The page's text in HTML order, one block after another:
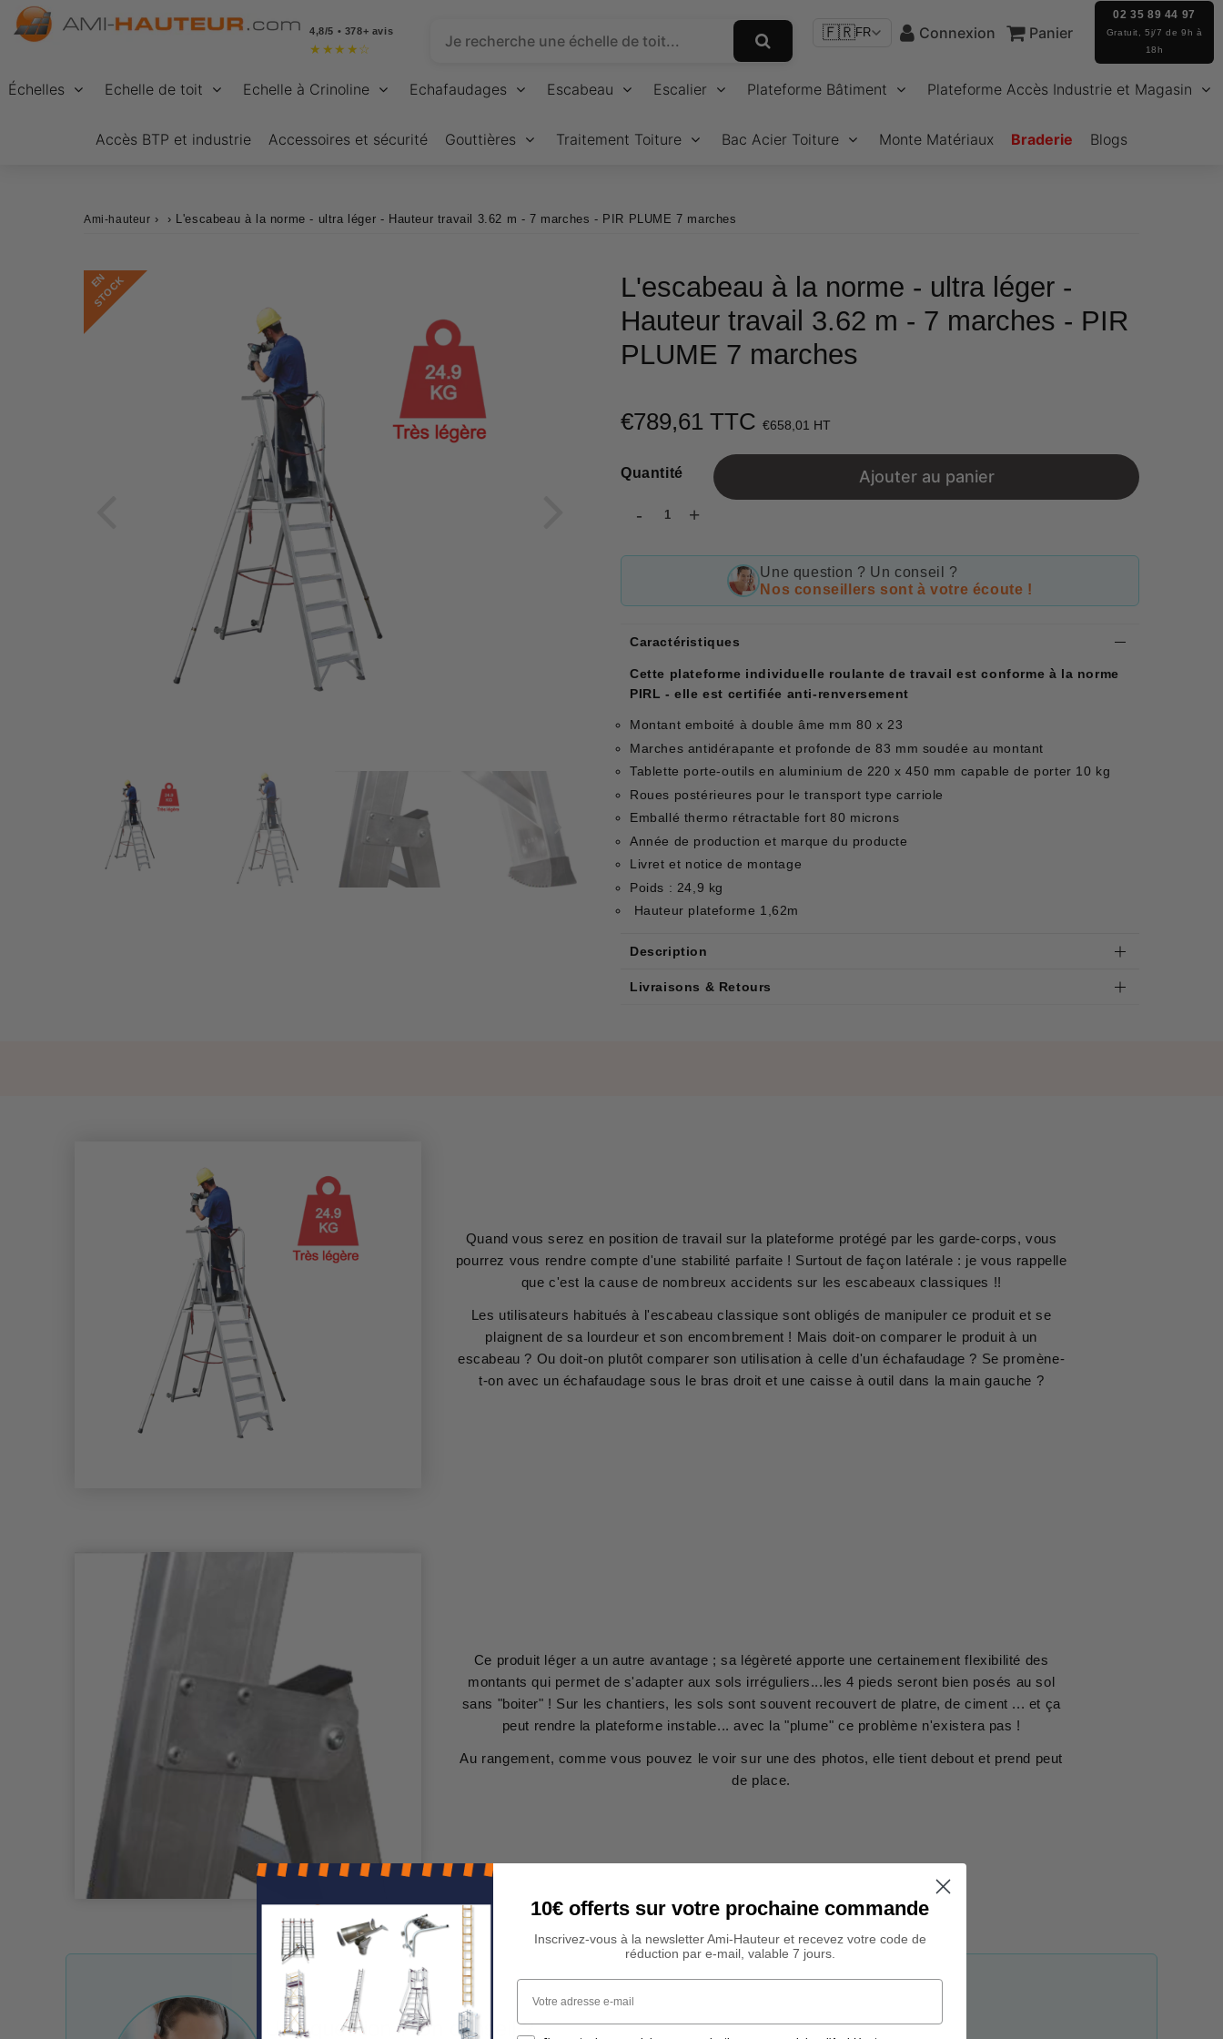
4,8/5 • 378+ avis
★ ★ ★ ★ ☆
🇫🇷FR Connexion Panier
02 35 89 44 97
Gratuit, 5j/7 de 9h à
18h
Échelles Echelle de toit Echelle à Crinoline Echafaudages Escabeau Escalier Plateforme Bâtiment Plateforme Accès Industrie et Magasin
Accès BTP et industrie Accessoires et sécurité Gouttières Traitement Toiture Bac Acier Toiture Monte Matériaux Braderie Blogs
Ami-hauteur › › L'escabeau à la norme - ultra léger - Hauteur travail 3.62 m - 7 marches - PIR PLUME 7 marches
E
N
S
T
O
C
K
L'escabeau à la norme - ultra léger -
Hauteur travail 3.62 m - 7 marches - PIR
PLUME 7 marches
€789,61 TTC €658,01 HT
Quantité
- +
Ajouter au panier
Une question ? Un conseil ?
Nos conseillers sont à votre écoute !
Caractéristiques
Cette plateforme individuelle roulante de travail est conforme à la norme
PIRL - elle est certifiée anti-renversement
Montant emboité à double âme mm 80 x 23
Marches antidérapante et profonde de 83 mm soudée au montant
Tablette porte-outils en aluminium de 220 x 450 mm capable de porter 10 kg
Roues postérieures pour le transport type carriole
Emballé thermo rétractable fort 80 microns
Année de production et marque du producte
Livret et notice de montage
Poids : 24,9 kg
Hauteur plateforme 1,62m
Description
Livraisons & Retours
Quand vous serez en position de travail sur la plateforme protégé par les garde-corps, vous
pourrez vous rendre compte d'une stabilité parfaite ! Surtout de façon latérale : je vous rappelle
que c'est la cause de nombreux accidents sur les escabeaux classiques !!
Les utilisateurs habitués à l'escabeau classique sont obligés de manipuler ce produit et se
plaignent de sa lourdeur et son encombrement ! Mais doit-on comparer le produit à un
escabeau ? Ou doit-on plutôt comparer son utilisation à celle d'un échafaudage ? Se promène-
t-on avec un échafaudage sous le bras droit et une caisse à outil dans la main gauche ?
Ce produit léger a un autre avantage ; sa légèreté apporte une certainement flexibilité des
montants qui permet de s'adapter aux sols irréguliers...les 4 pieds seront bien posés au sol
sans "boiter" ! Sur les chantiers, les sols sont souvent recouvert de platre, de ciment ... et ça
peut rendre la plateforme instable... avec la "plume" ce problème n'existera pas !
Au rangement, comme vous pouvez le voir sur une des photos, elle tient debout et prend peut
de place.
Une question ? Un conseil ?
10€ offerts sur votre prochaine commande
Inscrivez-vous à la newsletter Ami-Hauteur et recevez votre code de
réduction par e-mail, valable 7 jours.
Votre adresse e-mail